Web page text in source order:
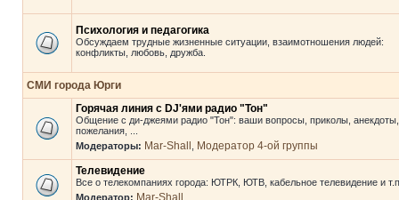
Психология и педагогика
Обсуждаем трудные жизненные ситуации, взаимотношения людей:
конфликты, любовь, дружба.
СМИ города Юрги
Горячая линия с DJ'ями радио "Тон"
Общение с ди-джеями радио "Тон": ваши вопросы, приколы, анекдоты,
пожелания, ...
Модераторы: Mar-Shall
Модератор 4-ой группы
Телевидение
Все о телекомпаниях города: ЮТРК, ЮТВ, кабельное телевидение и
Модератор: Mar-Shall